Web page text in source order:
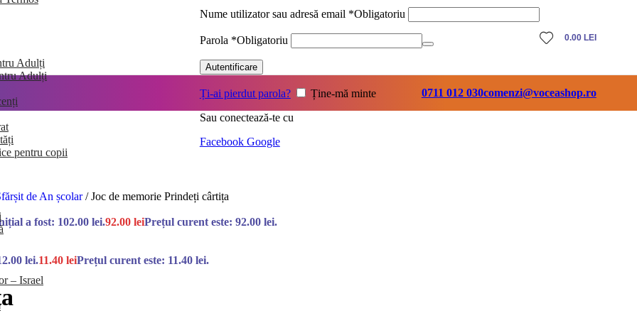
Adulți
Adulți
pentru copii
– Israel
Nume utilizator sau adresă email *Obligatoriu
Parola *Obligatoriu
Autentificare
Ți-ai pierdut parola?
Ține-mă minte
Sau conectează-te cu
Facebook Google
0.00 LEI
0711 012 030comenzi@voceashop.ro
de An școlar/ Joc de memorie Prindeți cârtița
a fost: 102.00 lei.92.00 leiPrețul curent este: 92.00 lei.
lei.11.40 leiPrețul curent este: 11.40 lei.